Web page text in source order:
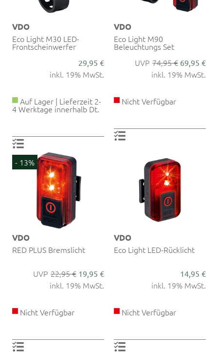
VDO
Eco Light M30 LED-
Frontscheinwerfer
29,95 €
inkl. 19% MwSt.
Auf Lager | Lieferzeit 2-
4 Werktage innerhalb Dt.
VDO
Eco Light M90
Beleuchtungs Set
74,95 € 69,95 €
inkl. 19% MwSt.
Nicht Verfügbar
- 13%
VDO
RED PLUS Bremslicht
22,95 € 19,95 €
inkl. 19% MwSt.
Nicht Verfügbar
VDO
Eco Light LED-Rücklicht
14,95 €
inkl. 19% MwSt.
Nicht Verfügbar